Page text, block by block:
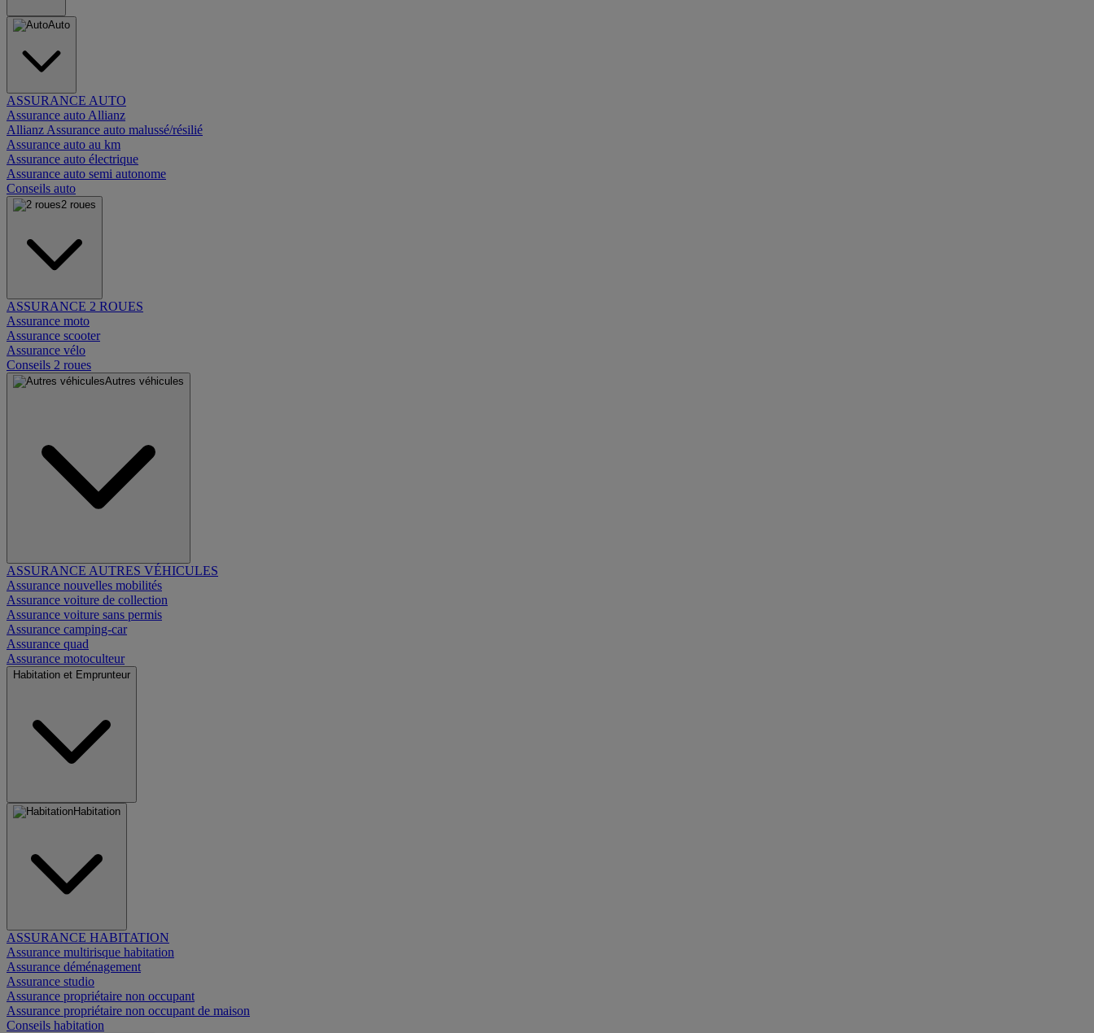
Auto
ASSURANCE AUTO
Assurance auto Allianz
Allianz Assurance auto malussé/résilié
Assurance auto au km
Assurance auto électrique
Assurance auto semi autonome
Conseils auto
2 roues
ASSURANCE 2 ROUES
Assurance moto
Assurance scooter
Assurance vélo
Conseils 2 roues
Autres véhicules
ASSURANCE AUTRES VÉHICULES
Assurance nouvelles mobilités
Assurance voiture de collection
Assurance voiture sans permis
Assurance camping-car
Assurance quad
Assurance motoculteur
Habitation et Emprunteur
Habitation
ASSURANCE HABITATION
Assurance multirisque habitation
Assurance déménagement
Assurance studio
Assurance propriétaire non occupant
Assurance propriétaire non occupant de maison
Conseils habitation